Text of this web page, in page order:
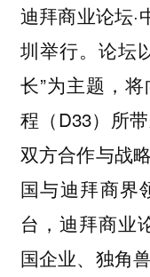
迪拜商业论坛·
圳举行。论坛
长”为主题，
程（D33）所
双方合作与战
国与迪拜商界
台，迪拜商业
国企业、独角